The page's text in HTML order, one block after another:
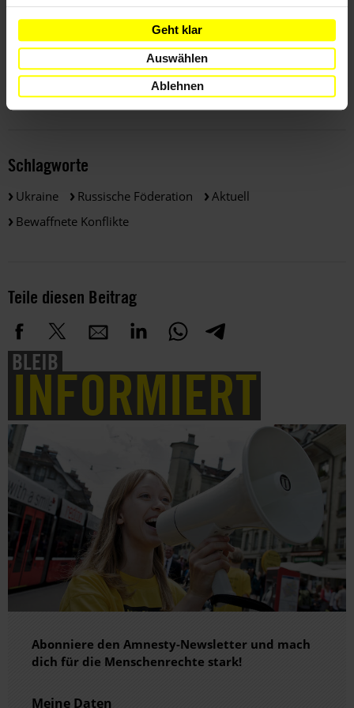
Geht klar
Auswählen
Ablehnen
schützen!
Deine Spende hilft uns dabei, die Situation genau zu
beobachten & die Einhaltung des humanitären Völkerrechts
zu überwachen.
Schlagworte
Ukraine Russische Föderation
Aktuell
Bewaffnete Konflikte
Teile diesen Beitrag
BLEIB
INFORMIERT
Abonniere den Amnesty-Newsletter und mach
dich für die Menschenrechte stark!
Meine Daten